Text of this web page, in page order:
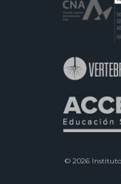
© 2026